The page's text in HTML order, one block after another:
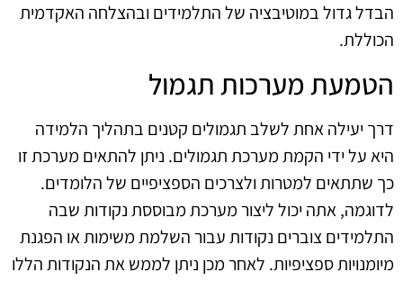
הבדל גדול במוטיבציה של התלמידים ובהצלחה האקדמית
הכוללת.
הטמעת מערכות תגמול
דרך יעילה אחת לשלב תגמולים קטנים בתהליך הלמידה
היא על ידי הקמת מערכת תגמולים. ניתן להתאים מערכת זו
כך שתתאים למטרות ולצרכים הספציפיים של הלומדים.
לדוגמה, אתה יכול ליצור מערכת מבוססת נקודות שבה
התלמידים צוברים נקודות עבור השלמת משימות או הפגנת
מיומנויות ספציפיות. לאחר מכן ניתן לממש את הנקודות הללו